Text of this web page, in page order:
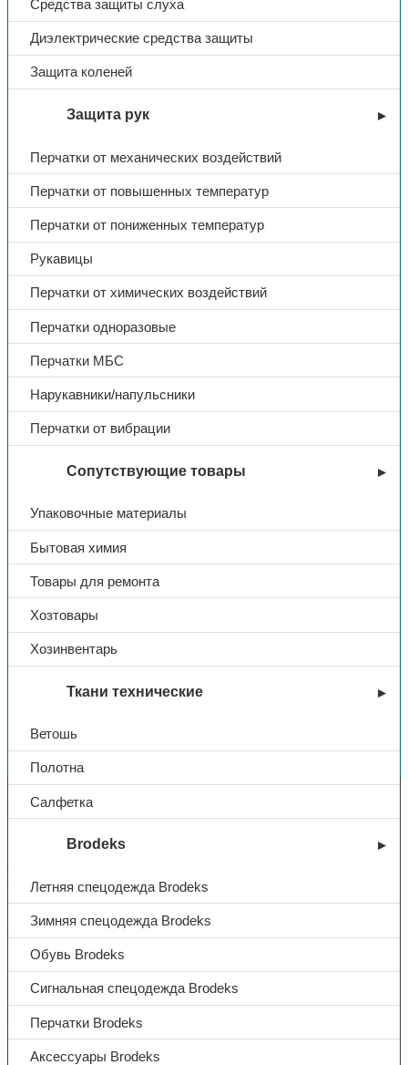
Средства защиты слуха
Диэлектрические средства защиты
Защита коленей
Защита рук
Перчатки от механических воздействий
Перчатки от повышенных температур
Перчатки от пониженных температур
Рукавицы
Перчатки от химических воздействий
Перчатки одноразовые
Перчатки МБС
Нарукавники/напульсники
Перчатки от вибрации
Сопутствующие товары
Упаковочные материалы
Бытовая химия
Товары для ремонта
Хозтовары
Хозинвентарь
Ткани технические
Ветошь
Полотна
Салфетка
Brodeks
Летняя спецодежда Brodeks
Зимняя спецодежда Brodeks
Обувь Brodeks
Сигнальная спецодежда Brodeks
Перчатки Brodeks
Аксессуары Brodeks
Вы недавно смотрели
Контакты
+7 (831) 214-01-51
101@adk52.ru
© 2026 ООО «АДК-Спец»
Все права защищены
Политика конфиденциальности
Компания